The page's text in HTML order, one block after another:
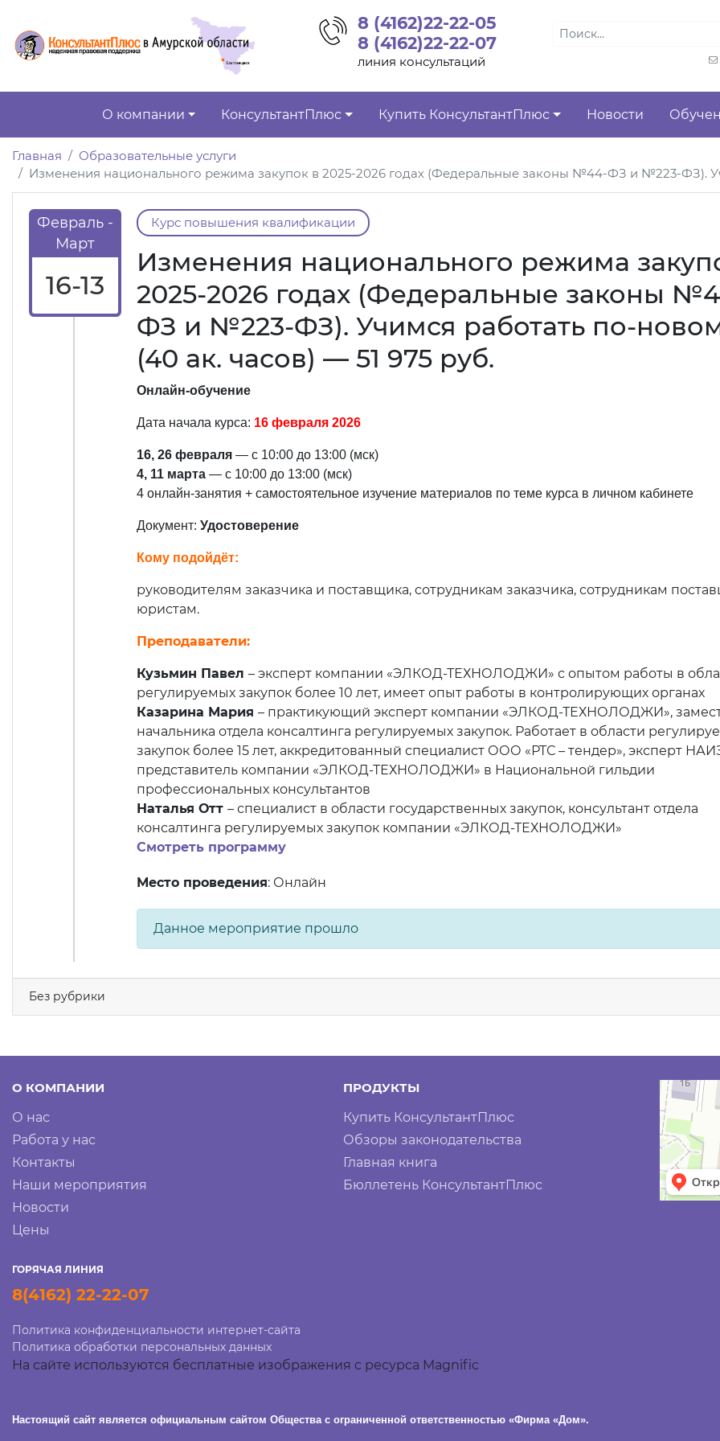
8 (4162)22-22-05
8 (4162)22-22-07
линия консультаций
О компании КонсультантПлюс Купить КонсультантПлюс Новости
Главная
Образовательные услуги
Изменения национального режима закупок в 2025-2026 годах (Федеральные законы №44-ФЗ и №223-ФЗ).
Февраль -
Март
16-13
Курс повышения квалификации
Изменения национального режима
2025-2026 годах (Федеральные законы
ФЗ и №223-ФЗ). Учимся работать по-
(40 ак. часов) — 51 975 руб.
Онлайн-обучение
Дата начала курса: 16 февраля 2026
16, 26 февраля — с 10:00 до 13:00 (мск)
4, 11 марта — с 10:00 до 13:00 (мск)
4 онлайн-занятия + самостоятельное изучение материалов по теме курса в личном кабинете
Документ: Удостоверение
Кому подойдёт:
руководителям заказчика и поставщика, cотрудникам заказчика, сотрудникам
юристам.
Преподаватели:
Кузьмин Павел – эксперт компании «ЭЛКОД-ТЕХНОЛОДЖИ» с опытом работы в
регулируемых закупок более 10 лет, имеет опыт работы в контролирующих органах
Казарина Мария – практикующий эксперт компании «ЭЛКОД-ТЕХНОЛОДЖИ»,
начальника отдела консалтинга регулируемых закупок. Работает в области
закупок более 15 лет, аккредитованный специалист ООО «РТС – тендер», эксперт
представитель компании «ЭЛКОД-ТЕХНОЛОДЖИ» в Национальной гильдии
профессиональных консультантов
Наталья Отт – специалист в области государственных закупок, консультант отдела
консалтинга регулируемых закупок компании «ЭЛКОД-ТЕХНОЛОДЖИ»
Смотреть программу
Место проведения: Онлайн
Данное мероприятие прошло
Без рубрики
О КОМПАНИИ
О нас
Работа у нас
Контакты
Наши мероприятия
Новости
Цены
ПРОДУКТЫ
Купить КонсультантПлюс
Обзоры законодательства
Главная книга
Бюллетень КонсультантПлюс
ГОРЯЧАЯ ЛИНИЯ
8(4162) 22-22-07
Политика конфиденциальности интернет-сайта
Политика обработки персональных данных
На сайте используются бесплатные изображения с ресурса Magnific
Настоящий сайт является официальным сайтом Общества с ограниченной ответственностью «Фирма «Дом».